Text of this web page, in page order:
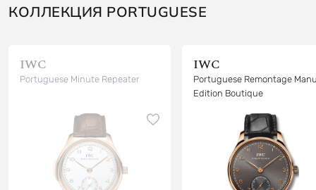
КОЛЛЕКЦИЯ PORTUGUESE
IWC
Portuguese Minute Repeater
IWC
Portuguese Remontage
Edition Boutique